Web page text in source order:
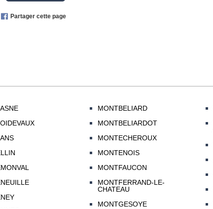
Partager cette page
MONTBELIARD
MONTBELIARDOT
MONTECHEROUX
MONTENOIS
MONTFAUCON
MONTFERRAND-LE-
CHATEAU
MONTGESOYE